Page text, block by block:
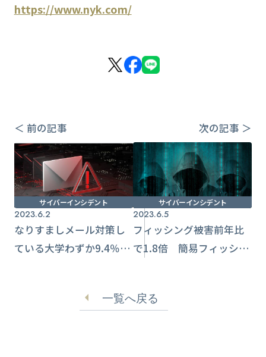
https://www.nyk.com/
＜ 前の記事 次の記事 ＞
サイバーインシデント
2023.6.2
なりすましメール対策し
ている大学わずか9.4％
サイバーインシデント
2023.6.5
フィッシング被害前年比
で1.8倍 簡易フィッシン
一覧へ戻る